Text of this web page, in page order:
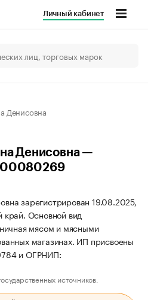
Личный кабинет
Денисовна
Денисовна —
зарегистрирован 19.08.2025,
Основной вид
мясом и мясными
магазинах. ИП присвоены
и ОГРНИП:
источников.